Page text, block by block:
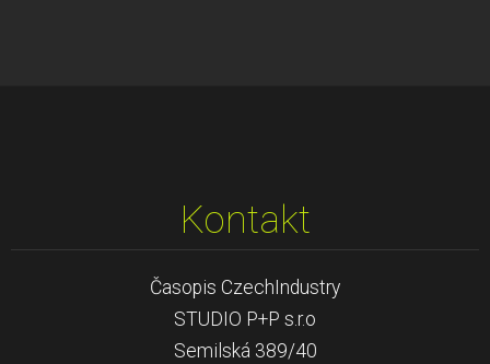
Kontakt
Časopis CzechIndustry
STUDIO P+P s.r.o
Semilská 389/40